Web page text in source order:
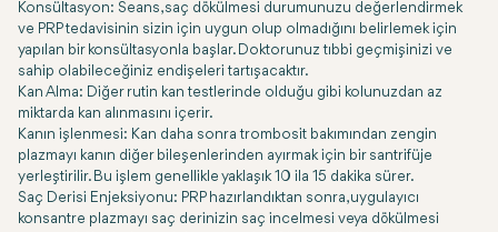
Konsültasyon: Seans, saç dökülmesi durumunuzu değerlendirmek
ve PRP tedavisinin sizin için uygun olup olmadığını belirlemek için
yapılan bir konsültasyonla başlar. Doktorunuz tıbbi geçmişinizi ve
sahip olabileceğiniz endişeleri tartışacaktır.
Kan Alma: Diğer rutin kan testlerinde olduğu gibi kolunuzdan az
miktarda kan alınmasını içerir.
Kanın işlenmesi: Kan daha sonra trombosit bakımından zengin
plazmayı kanın diğer bileşenlerinden ayırmak için bir santrifüje
yerleştirilir. Bu işlem genellikle yaklaşık 10 ila 15 dakika sürer.
Saç Derisi Enjeksiyonu: PRP hazırlandıktan sonra, uygulayıcı
konsantre plazmayı saç derinizin saç incelmesi veya dökülmesi